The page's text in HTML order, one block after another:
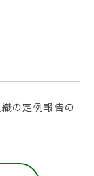
の定例報告の